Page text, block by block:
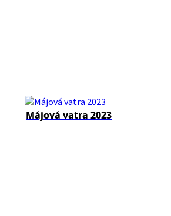
Májová vatra 2023